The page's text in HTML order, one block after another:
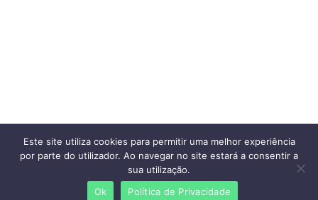
Este site utiliza cookies para permitir uma melhor experiência
por parte do utilizador. Ao navegar no site estará a consentir a
sua utilização.
Ok
Política de Privacidade